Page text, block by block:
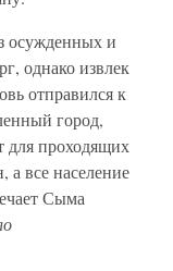
осужденных и
однако извлек
отправился к
город,
для проходящих
а все население
Сыма